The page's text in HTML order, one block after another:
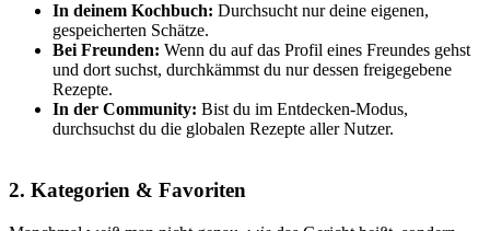
In deinem Kochbuch: Durchsucht nur deine eigenen,
gespeicherten Schätze.
Bei Freunden: Wenn du auf das Profil eines Freundes gehst
und dort suchst, durchkämmst du nur dessen freigegebene
Rezepte.
In der Community: Bist du im Entdecken-Modus,
durchsuchst du die globalen Rezepte aller Nutzer.
2. Kategorien & Favoriten